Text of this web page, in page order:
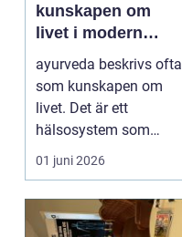
kunskapen om
livet i modern
vardag
ayurveda beskrivs ofta
som kunskapen om
livet. Det är ett
hälsosystem som
betonar balans, helhet
och...
01 juni 2026